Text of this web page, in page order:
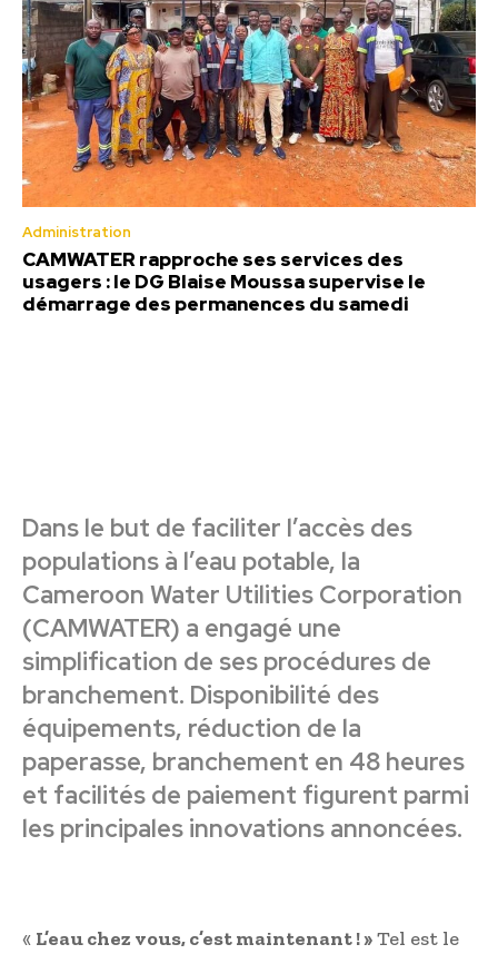
Administration
CAMWATER rapproche ses services des
usagers : le DG Blaise Moussa supervise le
démarrage des permanences du samedi
Dans le but de faciliter l’accès des
populations à l’eau potable, la
Cameroon Water Utilities Corporation
(CAMWATER) a engagé une
simplification de ses procédures de
branchement. Disponibilité des
équipements, réduction de la
paperasse, branchement en 48 heures
et facilités de paiement figurent parmi
les principales innovations annoncées.
« L’eau chez vous, c’est maintenant ! »Tel est le